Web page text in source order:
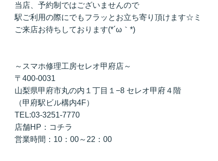
当店、予約制ではございませんので
駅ご利用の際にでもフラッとお立ち寄り頂けます☆ミ
ご来店お待ちしております(*´ω｀*)
～スマホ修理工房セレオ甲府店～
〒400-0031
山梨県甲府市丸の内１丁目１−8 セレオ甲府４階
（甲府駅ビル構内4F）
TEL:03-3251-7770
店舗HP： コチラ
営業時間：10：00～22：00